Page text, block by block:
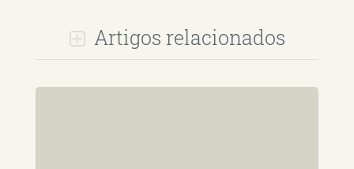
Artigos relacionados